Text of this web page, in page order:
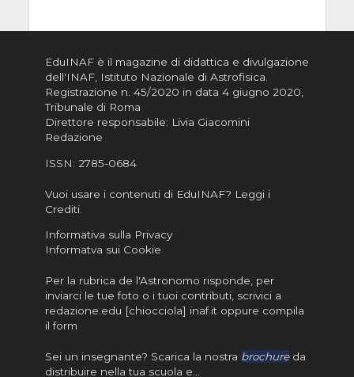
EduINAF è il magazine di didattica e divulgazione
dell'INAF, Istituto Nazionale di Astrofisica.
Registrazione n. 45/2020 in data 4 giugno 2020,
Tribunale di Roma
Direttore responsabile: Livia Giacomini
Redazione
ISSN: 2785-0684
Vuoi usare i contenuti di EduINAF? Leggi i
Crediti.
Informativa sulla Privacy
Informatva sui Cookie
Per la rubrica de l'Astronomo risponde, per
inviarci le tue foto o i tuoi contributi, scrivici a
redazione.edu [chiocciola] inaf.it oppure compila
il form
Sei un insegnante? Scarica la nostra brochureda
distribuire nella tua scuola e…